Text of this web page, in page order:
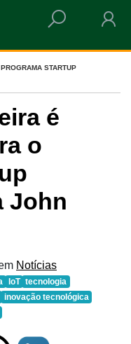
STARTUP
é
o
John
Notícias
IoT tecnologia
inovação tecnológica